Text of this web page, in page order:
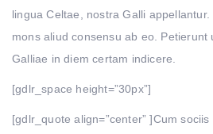
lingua Celtae, nostra Galli
mons aliud consensu ab eo. Petierunt
Galliae in diem certam indicere.
[gdlr_space height=”30px”]
[gdlr_quote align=”center” ]Cum